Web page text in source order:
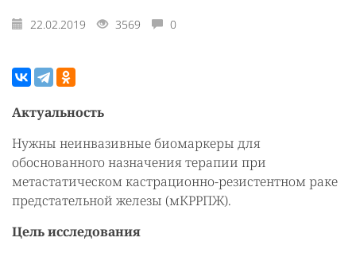
22.02.2019 3569 0
Актуальность
Нужны неинвазивные биомаркеры для
обоснованного назначения терапии при
метастатическом кастрационно-резистентном раке
предстательной железы (мКРРПЖ).
Цель исследования